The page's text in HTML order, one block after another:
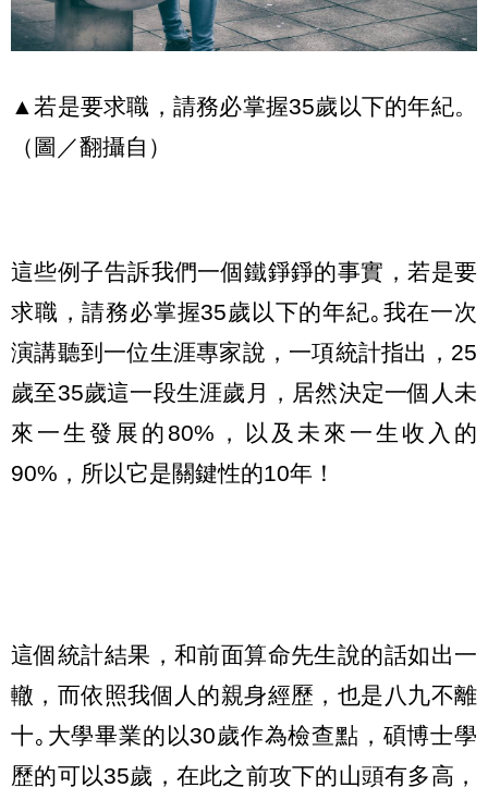
▲若是要求職，請務必掌握35歲以下的年紀。
（圖／翻攝自）
這些例子告訴我們一個鐵錚錚的事實，若是要
求職，請務必掌握35歲以下的年紀｡我在一次
演講聽到一位生涯專家說，一項統計指出，25
歲至35歲這一段生涯歲月，居然決定一個人未
來一生發展的80%，以及未來一生收入的
90%，所以它是關鍵性的10年！
這個統計結果，和前面算命先生說的話如出一
轍，而依照我個人的親身經歷，也是八九不離
十｡大學畢業的以30歲作為檢查點，碩博士學
歷的可以35歲，在此之前攻下的山頭有多高，